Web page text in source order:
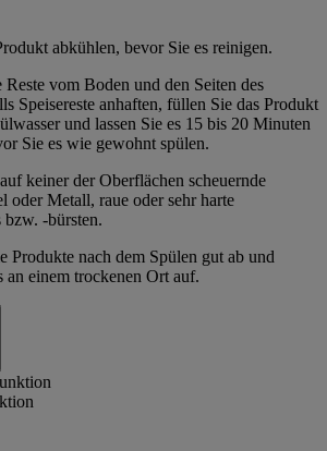
abkühlen, bevor Sie es reinigen.
Reste vom Boden und den Seiten des
Speisereste anhaften, füllen Sie das Produkt
und lassen Sie es 15 bis 20 Minuten
Sie es wie gewohnt spülen.
keiner der Oberflächen scheuernde
oder Metall, raue oder sehr harte
bzw. -bürsten.
Produkte nach dem Spülen gut ab und
an einem trockenen Ort auf.